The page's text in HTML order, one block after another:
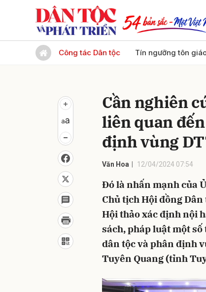
Công tác Dân tộc Tín ngưỡng tôn
Cần nghiên
liên quan
định vùng
Văn Hoa 12/04/2024 07:54
Đó là nhấn mạnh của
Chủ tịch Hội đồng
Hội thảo xác định nội
sách, pháp luật một
dân tộc và phân định
Tuyên Quang (tỉnh